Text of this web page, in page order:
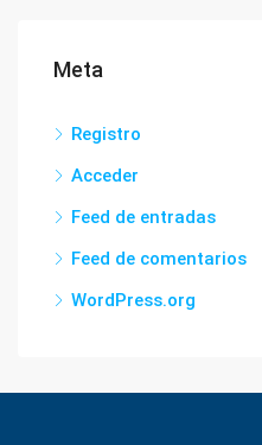
Meta
Registro
Acceder
Feed de entradas
Feed de comentarios
WordPress.org